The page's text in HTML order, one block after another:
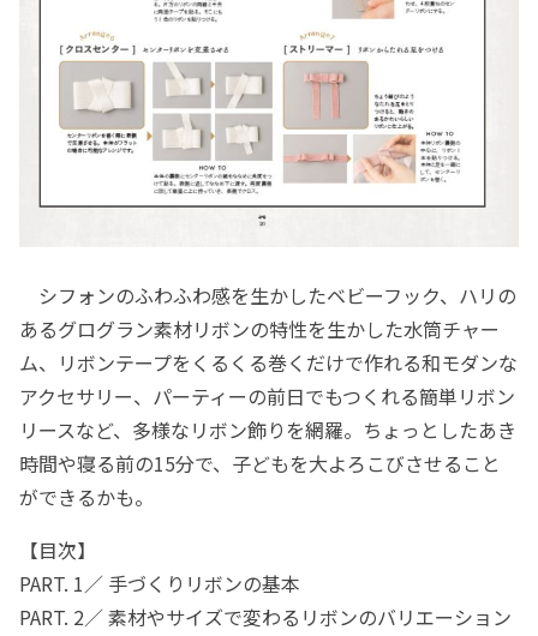
シフォンのふわふわ感を生かしたベビーフック、ハリの
あるグログラン素材リボンの特性を生かした水筒チャー
ム、リボンテープをくるくる巻くだけで作れる和モダンな
アクセサリー、パーティーの前日でもつくれる簡単リボン
リースなど、多様なリボン飾りを網羅。ちょっとしたあき
時間や寝る前の15分で、子どもを大よろこびさせること
ができるかも。
【目次】
PART. 1／ 手づくりリボンの基本
PART. 2／ 素材やサイズで変わるリボンのバリエーション